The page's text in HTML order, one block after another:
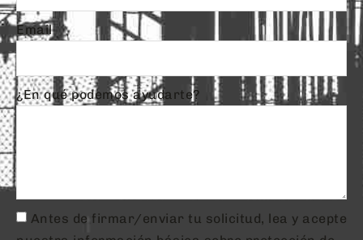
Email
¿En qué podemos ayudarte?
Antes de firmar/enviar tu solicitud, lea y acepte